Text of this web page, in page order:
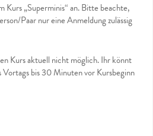
Kurs „Superminis“ an. Bitte beachte,
Paar nur eine Anmeldung zulässig
Kurs aktuell nicht möglich. Ihr könnt
bis 30 Minuten vor Kursbeginn